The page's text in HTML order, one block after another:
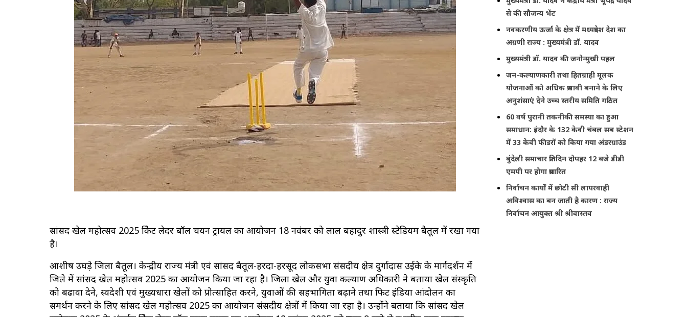
सांसद खेल महोत्सव 2025 क्रिकेट लेदर बॉल चयन ट्रायल का आयोजन 18 नवंबर को लाल बहादुर शास्त्री स्टेडियम बैतूल में रखा गया
है।
आशीष उघड़े जिला बैतूल‌। केन्द्रीय राज्य मंत्री एवं सांसद बैतूल-हरदा-हरसूद लोकसभा संसदीय क्षेत्र दुर्गादास उईके के मार्गदर्शन में
जिले में सांसद खेल महोत्सव 2025 का आयोजन किया जा रहा है। जिला खेल और युवा कल्याण अधिकारी ने बताया खेल संस्कृति
को बढावा देने, स्वदेशी एवं मुख्यधारा खेलों को प्रोत्साहित करने, युवाओं की सहभागिता बढ़ाने तथा फिट इंडिया आंदोलन का
समर्थन करने के लिए सांसद खेल महोत्सव 2025 का आयोजन संसदीय क्षेत्रों में किया जा रहा है। उन्होंने बताया कि सांसद खेल
से की सौजन्य भेंट
नवकरणीय ऊर्जा के क्षेत्र में मध्यप्रदेश देश का
अग्रणी राज्य : मुख्यमंत्री डॉ. यादव
मुख्यमंत्री डॉ. यादव की जनोन्मुखी पहल
जन-कल्याणकारी तथा हितग्राही मूलक
योजनाओं को अधिक प्रभावी बनाने के लिए
अनुशंसाएं देने उच्च स्तरीय समिति गठित
60 वर्ष पुरानी तकनीकी समस्या का हुआ
समाधान: इंदौर के 132 केवी चंबल सब स्टेशन
में 33 केवी फीडरों को किया गया अंडरग्राउंड
बुंदेली समाचार प्रतिदिन दोपहर 12 बजे डीडी
एमपी पर होगा प्रसारित
निर्वाचन कार्यों में छोटी सी लापरवाही
अविश्वास का बन जाती है कारण : राज्य
निर्वाचन आयुक्त श्री श्रीवास्तव